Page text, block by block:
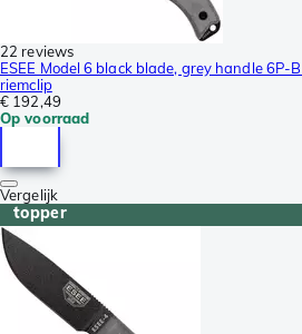
22 reviews
ESEE Model 6 black blade, grey handle 6P-
riemclip
€ 192,49
Op voorraad
Vergelijk
topper